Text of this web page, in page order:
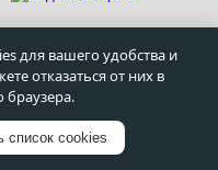
дверей–Противопожарные
для вашего удобства и
отказаться от них в
браузера.
список cookies